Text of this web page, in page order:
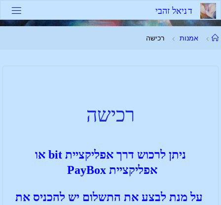
דניאל זהבי
אמנות רכישה
רכישה
ניתן לרכוש דרך
אפליקציית bit או
אפליקציית PayBox
על מנת לבצע את התשלום יש להכניס את